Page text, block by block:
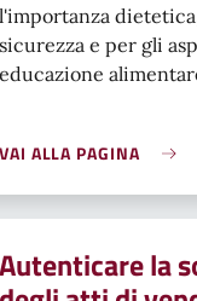
l'importanza
sicurezza e per gli
educazione
VAI ALLA PAGINA
Autenticare la